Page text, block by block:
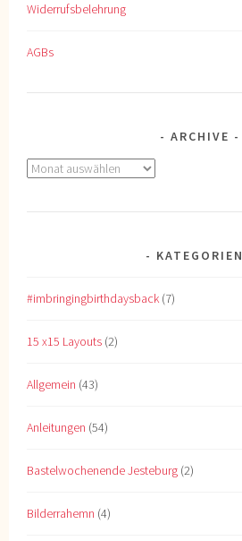
Widerrufsbelehrung
AGBs
ARCHIVE
Archive
KATEGORIEN
#imbringingbirthdaysback (7)
15 x15 Layouts (2)
Allgemein (43)
Anleitungen (54)
Bastelwochenende Jesteburg (2)
Bilderrahemn (4)